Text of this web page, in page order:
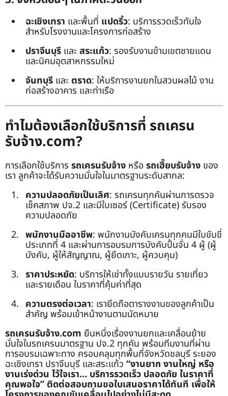
ฉะเชิงเทรา และพื้นที่ แปดริ้ว: บริการรวดเร็วทันใจ
สำหรับโรงงานและโครงการก่อสร้าง
ปราจีนบุรี และสระแก้ว: รองรับงานข้ามเขตชายแดน
และนิคมอุตสาหกรรมใหม่
จันทบุรี และ ตราด: ให้บริการงานยกในสวนผลไม้ งาน
ก่อสร้างอาคาร และท่าเรือ
ทำไมต้องเลือกใช้บริการที่ รถเครน
รับจ้าง.com?
การเลือกใช้บริการ รถเครนรับจ้าง หรือรถเฮี๊ยบรับจ้าง ของ
เรา ลูกค้าจะได้รับความมั่นใจในมาตรฐานระดับสากล:
ความปลอดภัยเป็นเลิศ: รถเครนทุกคันผ่านการตรวจ
เช็คสภาพ ปจ.2 และมีใบเซอร์ (Certificate) รับรอง
ความปลอดภัย
พนักงานมืออาชีพ: พนักงานบังคับเครนทุกคนมีใบขับขี่
ประเภทที่ 4 และผ่านการอบรมการบังคับปั้นจั่น 4 ผู้ (ผู้
บังคับ, ผู้ให้สัญญาณ, ผู้ยึดเกาะ, ผู้ควบคุม)
ราคาประหยัด: บริการให้เช่าทั้งแบบรายวัน รายเที่ยว
และรายเดือน ในราคาที่คุ้มค่าที่สุด
ความตรงต่อเวลา: เรายึดถือตารางงานของลูกค้าเป็น
สำคัญ พร้อมเข้าหน้างานตามนัดหมาย
รถเครนรับจ้าง.com ยืนหนึ่งเรื่องงานยกและเคลื่อนย้าย
มั่นใจในรถเครนมาตรฐาน ปจ.2 ทุกคัน พร้อมทีมงานที่ผ่าน
การอบรมเฉพาะทาง ครอบคลุมทุกพื้นที่จังหวัดชลบุรี ระยอง
ฉะเชิงเทรา ปราจีนบุรี และสระแก้ว “งานยาก งานใหญ่ หรือ
งานเร่งด่วน ไว้ใจเรา… บริการรวดเร็ว ปลอดภัย ในราคาที่
คุณพอใจ” ติดต่อสอบถามขอใบเสนอราคาได้ทันที เพื่อให้